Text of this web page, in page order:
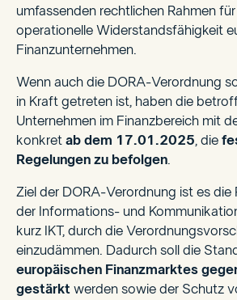
umfassenden rechtlichen Rahmen
operationelle Widerstandsfähigkeit
Finanzunternehmen.
Wenn auch die DORA-Verordnung
in Kraft getreten ist, haben die
Unternehmen im Finanzbereich mit
konkret ab dem 17.01.2025, die
Regelungen zu befolgen.
Ziel der DORA-Verordnung ist es die
der Informations- und
kurz IKT, durch die
einzudämmen. Dadurch soll die
europäischen Finanzmarktes
gestärktwerden sowie der Schutz